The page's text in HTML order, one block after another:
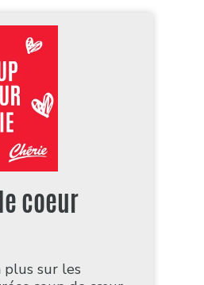
coeur
plus sur les